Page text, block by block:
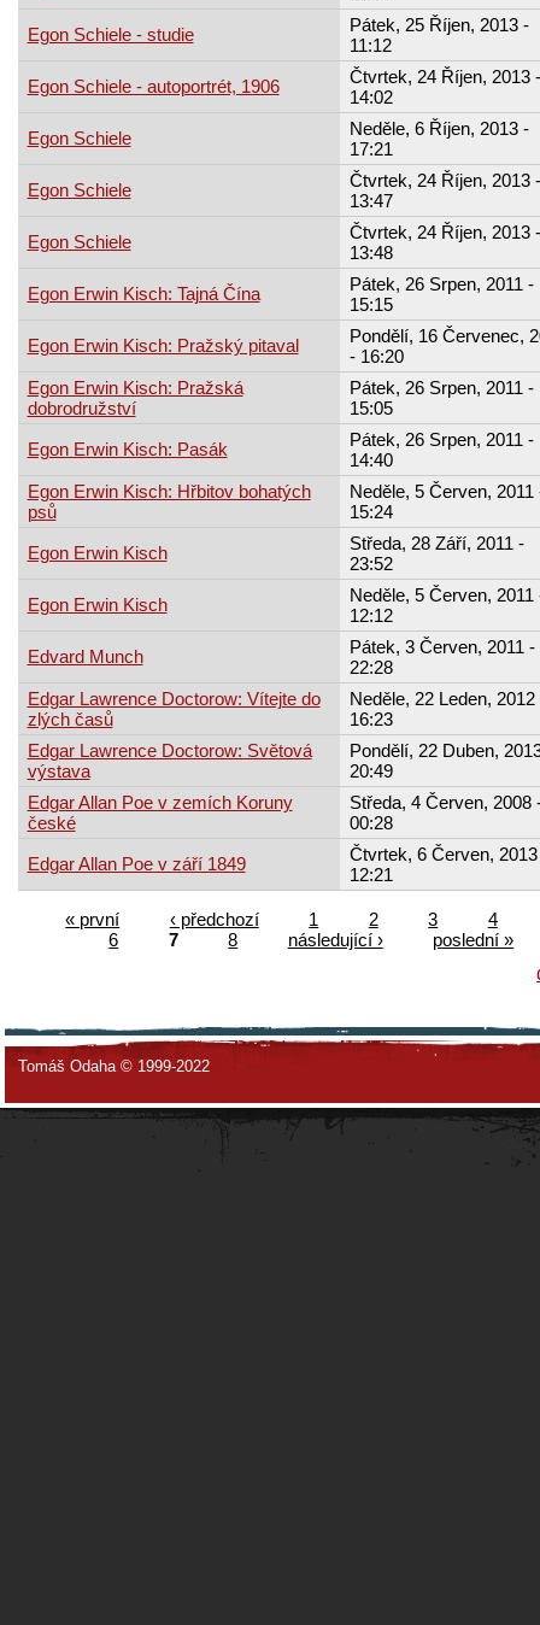
Egon Schiele - studie
Pátek, 25 Říjen, 2013 -
11:12
Egon Schiele - autoportrét, 1906
Čtvrtek, 24 Říjen, 2013 -
14:02
Egon Schiele
Neděle, 6 Říjen, 2013 -
17:21
Egon Schiele
Čtvrtek, 24 Říjen, 2013 -
13:47
Egon Schiele
Čtvrtek, 24 Říjen, 2013 -
13:48
Egon Erwin Kisch: Tajná Čína
Pátek, 26 Srpen, 2011 -
15:15
Egon Erwin Kisch: Pražský pitaval
Pondělí, 16 Červenec,
- 16:20
Egon Erwin Kisch: Pražská
dobrodružství
Pátek, 26 Srpen, 2011 -
15:05
Egon Erwin Kisch: Pasák
Pátek, 26 Srpen, 2011 -
14:40
Egon Erwin Kisch: Hřbitov bohatých
psů
Neděle, 5 Červen, 2011
15:24
Egon Erwin Kisch
Středa, 28 Září, 2011 -
23:52
Egon Erwin Kisch
Neděle, 5 Červen, 2011
12:12
Edvard Munch
Pátek, 3 Červen, 2011 -
22:28
Edgar Lawrence Doctorow: Vítejte do
zlých časů
Neděle, 22 Leden, 2012
16:23
Edgar Lawrence Doctorow: Světová
výstava
Pondělí, 22 Duben,
20:49
Edgar Allan Poe v zemích Koruny
české
Středa, 4 Červen, 2008
00:28
Edgar Allan Poe v září 1849
Čtvrtek, 6 Červen,
12:21
« první ‹ předchozí 1 2 3
4
6
7 8 následující ›
poslední »
Tomáš Odaha © 1999-2022